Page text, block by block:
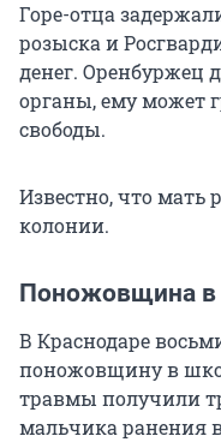
Горе-отца
розыска и
денег. Оренбуржец
органы, ему может
свободы.
Известно, что мать
колонии.
Поножовщина в
В Краснодаре
поножовщину в
травмы получили
мальчика ранения